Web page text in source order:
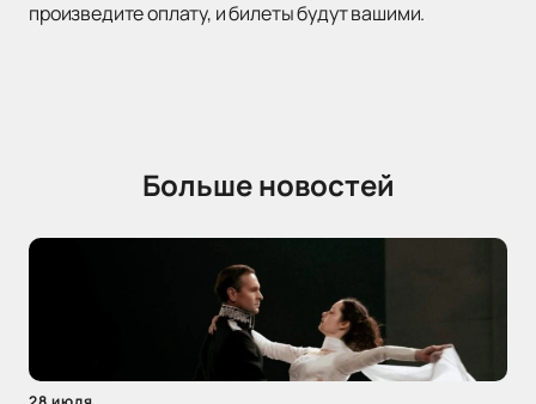
произведите оплату, и билеты будут вашими.
Больше новостей